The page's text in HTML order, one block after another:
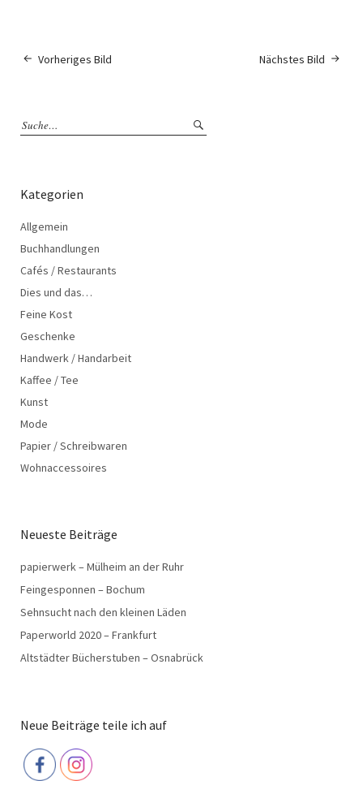
Nächstes Bild
Vorheriges Bild
Kategorien
Allgemein
Buchhandlungen
Cafés / Restaurants
Dies und das…
Feine Kost
Geschenke
Handwerk / Handarbeit
Kaffee / Tee
Kunst
Mode
Papier / Schreibwaren
Wohnaccessoires
Neueste Beiträge
papierwerk – Mülheim an der Ruhr
Feingesponnen – Bochum
Sehnsucht nach den kleinen Läden
Paperworld 2020 – Frankfurt
Altstädter Bücherstuben – Osnabrück
Neue Beiträge teile ich auf